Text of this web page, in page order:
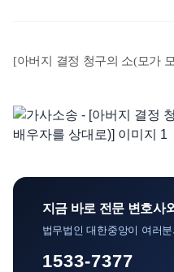
법률 블로그
뉴스레터/브로슈어
[아버지 결정 청구의 소(모가
지금 바로 전문 변호사
법무법인 대한중앙이 여러
1533-7377